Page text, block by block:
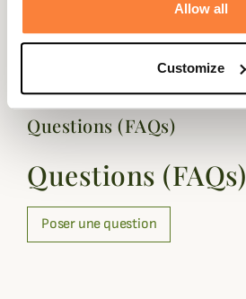
Allow all
Customize
Matière Laine , Nylon
Questions (FAQs)
Questions (FAQs)
Poser une question